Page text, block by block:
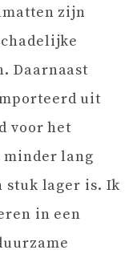
zijn
Daarnaast
uit
voor het
minder lang
stuk lager is. Ik
in een